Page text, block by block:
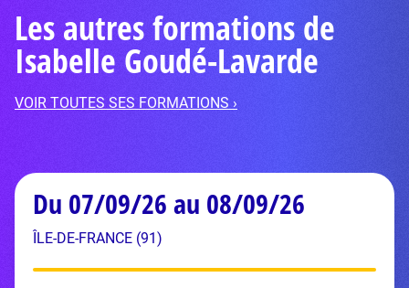
Les autres formations de
Isabelle Goudé-Lavarde
VOIR TOUTES SES FORMATIONS ›
Du 07/09/26 au 08/09/26
ÎLE-DE-FRANCE (91)